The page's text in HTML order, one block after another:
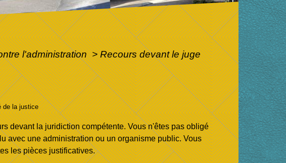
l'administration> Recours devant le juge
de la justice
devant la juridiction compétente. Vous n'êtes pas obligé
avec une administration ou un organisme public. Vous
les pièces justificatives.